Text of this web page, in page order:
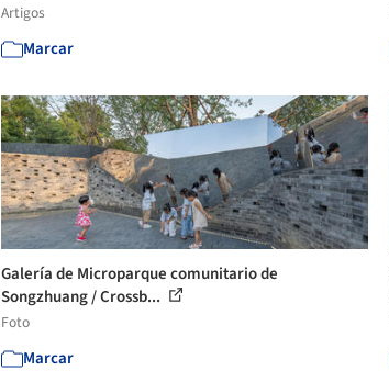
Artigos
Marcar
Galería de Microparque comunitario de
Songzhuang / Crossb...
Foto
Marcar